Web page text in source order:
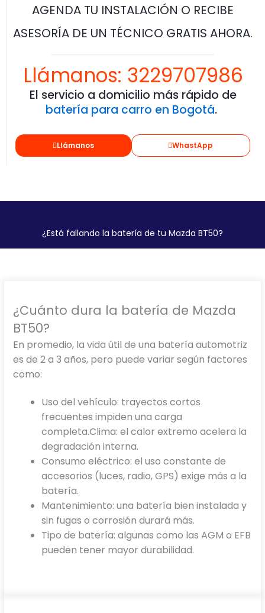
AGENDA TU INSTALACIÓN O RECIBE
ASESORÍA DE UN TÉCNICO GRATIS AHORA.
Llámanos: 3229707986
El servicio a domicilio más rápido de
batería para carro en Bogotá.
Llámanos WhastApp
¿Está fallando la batería de tu Mazda BT50?
¿Cuánto dura la batería de Mazda
BT50?
En promedio, la vida útil de una batería automotriz
es de 2 a 3 años, pero puede variar según factores
como:
Uso del vehículo: trayectos cortos
frecuentes impiden una carga
completa.Clima: el calor extremo acelera la
degradación interna.
Consumo eléctrico: el uso constante de
accesorios (luces, radio, GPS) exige más a la
batería.
Mantenimiento: una batería bien instalada y
sin fugas o corrosión durará más.
Tipo de batería: algunas como las AGM o EFB
pueden tener mayor durabilidad.